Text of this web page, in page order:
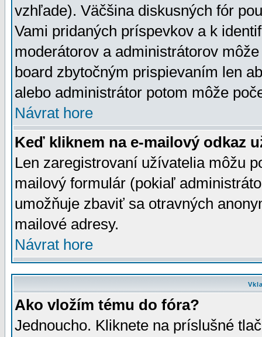
vzhľade). Väčšina diskusných fór
Vami pridaných príspevkov a k
moderátorov a administrátorov
board zbytočným prispievaním len
alebo administrátor potom môže
Návrat hore
Keď kliknem na e-mailový odkaz
Len zaregistrovaní užívatelia môžu
mailový formulár (pokiaľ
umožňuje zbaviť sa otravných
mailové adresy.
Návrat hore
Ako vložím tému do fóra?
Jednoucho. Kliknete na príslušné